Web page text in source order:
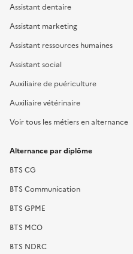
Assistant dentaire
Assistant marketing
Assistant ressources humaines
Assistant social
Auxiliaire de puériculture
Auxiliaire vétérinaire
Voir tous les métiers en alternance
Alternance par diplôme
BTS CG
BTS Communication
BTS GPME
BTS MCO
BTS NDRC